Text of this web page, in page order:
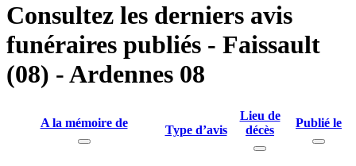
Consultez les derniers avis
funéraires publiés - Faissault
(08) - Ardennes 08
A la mémoire de
Type d’avis
Lieu de
décès
Publié le